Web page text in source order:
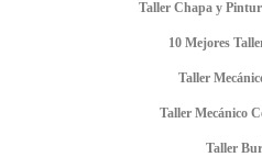
Taller Chapa y
10 Mejores
Taller
Taller Mecánico
Taller